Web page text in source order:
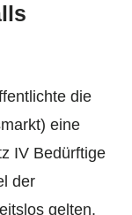
die
eine
IV Bedürftige
der
gelten.